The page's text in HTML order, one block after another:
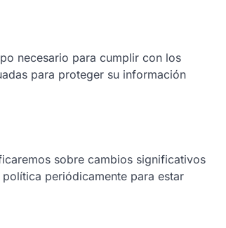
necesario para cumplir con los
para proteger su información
sobre cambios significativos
periódicamente para estar